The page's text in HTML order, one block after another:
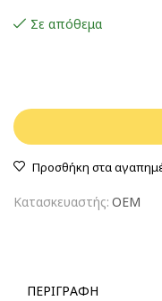
Σε απόθεμα
Προσθήκη στα
Κατασκευαστής: OEM
ΠΕΡΙΓΡΑΦΉ